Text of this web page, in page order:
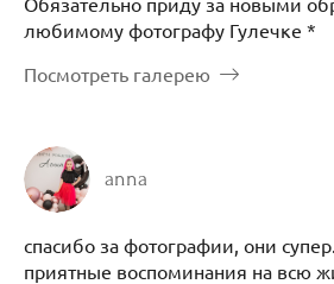
любимому фотографу Гулечке *
Посмотреть галерею
anna
спасибо за фотографии, они супер.
приятные воспоминания на всю